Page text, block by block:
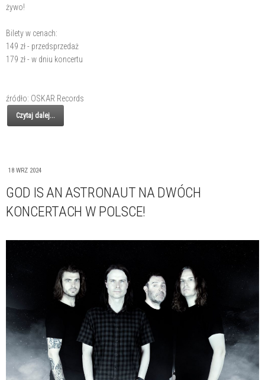
żywo!
Bilety w cenach:
149 zł - przedsprzedaż
179 zł - w dniu koncertu
źródło: OSKAR Records
Czytaj dalej...
18 WRZ 2024
GOD IS AN ASTRONAUT NA DWÓCH
KONCERTACH W POLSCE!